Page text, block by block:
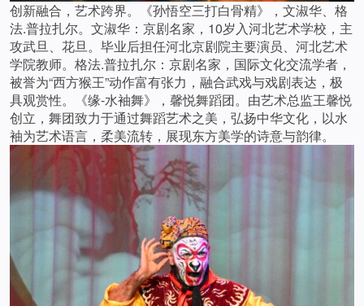
创新融合，艺术跨界。《孙悟空三打白骨精》，文淑华、格
法.普拉扎尔。文淑华：京剧名家，10岁入河北艺术学校，主
攻武旦、花旦。毕业后担任河北京剧院主要演员、河北艺术
学院教师。格法.普拉扎尔：京剧名家，国际文化交流学者，
被誉为“西方猴王”动作富有张力，融合武戏与戏剧表达，极
具观赏性。《缘-水袖舞》，馨悦舞蹈团。由艺术总监王馨悦
创立，舞团致力于通过舞蹈艺术之美，弘扬中华文化，以水
袖为艺术语言，柔美流转，展现东方美学的诗意与韵律。